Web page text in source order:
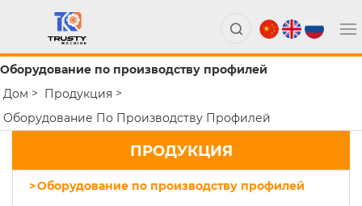
Оборудование по производству профилей
Дом
Продукция
Оборудование По Производству Профилей
ПРОДУКЦИЯ
Оборудование по производству профилей